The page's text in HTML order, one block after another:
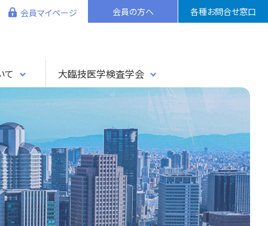
会員マイページ 会員の方へ 各種お問合せ窓口
て 大臨技医学検査学会